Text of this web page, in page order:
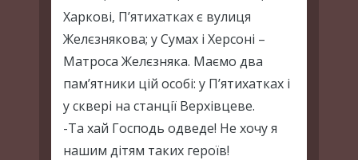
Харкові, П’ятихатках є вулиця
Желєзнякова; у Сумах і Херсоні –
Матроса Желєзняка. Маємо два
пам’ятники цій особі: у П’ятихатках і
у сквері на станції Верхівцеве.
-Та хай Господь одведе! Не хочу я
нашим дітям таких героїв!